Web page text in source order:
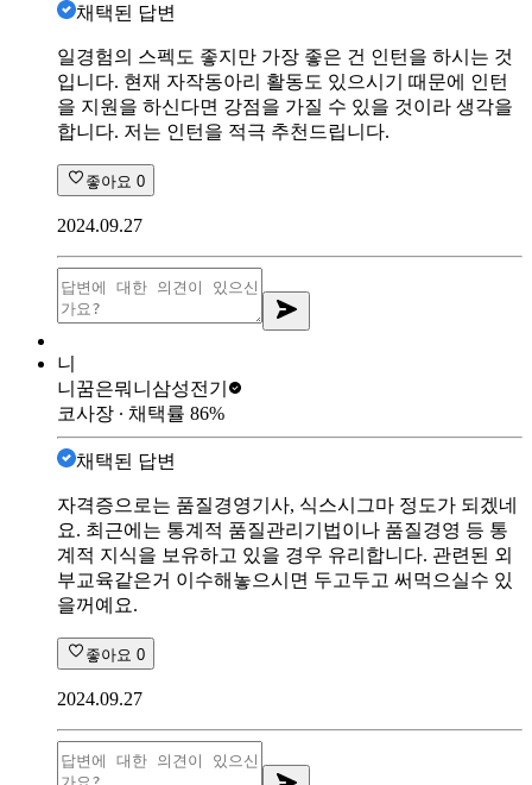
채택된 답변
일경험의 스펙도 좋지만 가장 좋은 건 인턴을 하시는 것
입니다. 현재 자작동아리 활동도 있으시기 때문에 인턴
을 지원을 하신다면 강점을 가질 수 있을 것이라 생각을
합니다. 저는 인턴을 적극 추천드립니다.
좋아요 0
2024.09.27
니
니꿈은뭐니 삼성전기
코사장 ∙ 채택률 86%
채택된 답변
자격증으로는 품질경영기사, 식스시그마 정도가 되겠네
요. 최근에는 통계적 품질관리기법이나 품질경영 등 통
계적 지식을 보유하고 있을 경우 유리합니다. 관련된 외
부교육같은거 이수해놓으시면 두고두고 써먹으실수 있
을꺼예요.
좋아요 0
2024.09.27